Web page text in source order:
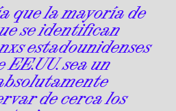
que la mayoría de
se identifican
estadounidenses
sea un
de cerca los